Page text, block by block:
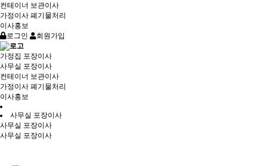
컨테이너 보관이사
가정이사 폐기물처리
이사홍보
로그인
회원가입
가정집 포장이사
사무실 포장이사
컨테이너 보관이사
가정이사 폐기물처리
이사홍보
사무실 포장이사
사무실 포장이사
사무실 포장이사